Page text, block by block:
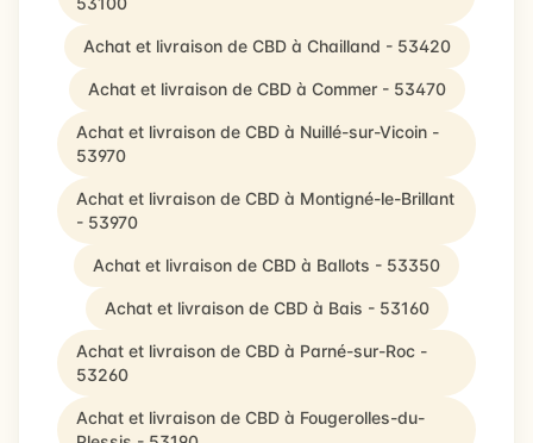
Achat et livraison de CBD à Chailland - 53420
Achat et livraison de CBD à Commer - 53470
Achat et livraison de CBD à Nuillé-sur-Vicoin -
53970
Achat et livraison de CBD à Montigné-le-Brillant
- 53970
Achat et livraison de CBD à Ballots - 53350
Achat et livraison de CBD à Bais - 53160
Achat et livraison de CBD à Parné-sur-Roc -
53260
Achat et livraison de CBD à Fougerolles-du-